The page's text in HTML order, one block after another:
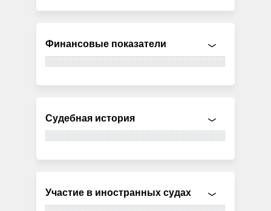
Финансовые показатели
Судебная история
Участие в иностранных судах